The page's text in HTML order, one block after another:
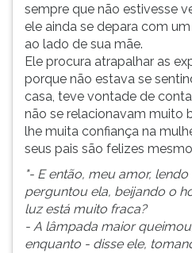
sempre que não estivesse
ele ainda se depara com
ao lado de sua mãe.
Ele procura atrapalhar as
porque não estava se
casa, teve vontade de
não se relacionavam muito
lhe muita confiança na
seus pais são felizes
"- E então, meu amor,
perguntou ela, beijando o
luz está muito fraca?
- A lâmpada maior
enquanto - disse ele,